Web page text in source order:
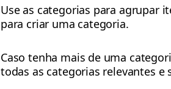
Use as categorias para agrupar
para criar uma categoria.
Caso tenha mais de uma
todas as categorias relevantes e